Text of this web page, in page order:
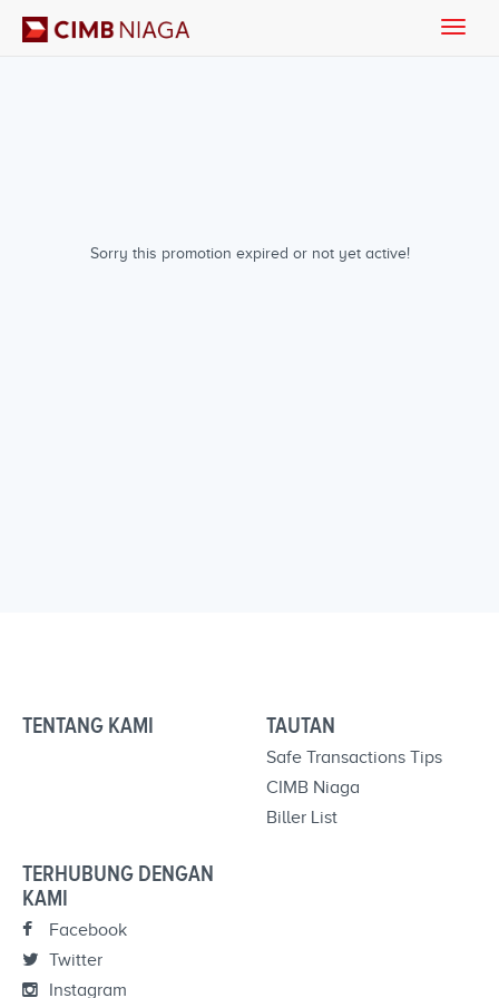
Sorry this promotion expired or not yet active!
Toggle
TENTANG KAMI TAUTAN
Safe Transactions Tips
CIMB Niaga
Biller List
TERHUBUNG DENGAN
KAMI
Facebook
Twitter
Instagram